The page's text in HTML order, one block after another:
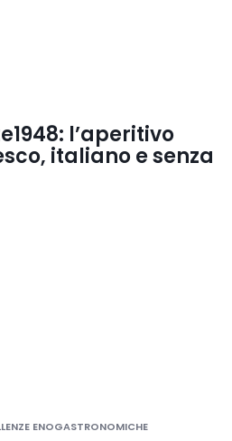
l’aperitivo
italiano e senza
ENOGASTRONOMICHE